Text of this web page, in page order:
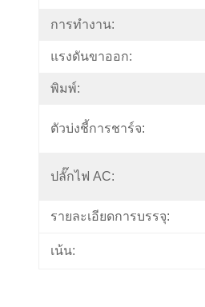
การทำงาน:
แรงดันขาออก:
พิมพ์:
ตัวบ่งชี้การชาร์จ:
ปลั๊กไฟ AC:
รายละเอียดการบรรจุ:
เน้น: